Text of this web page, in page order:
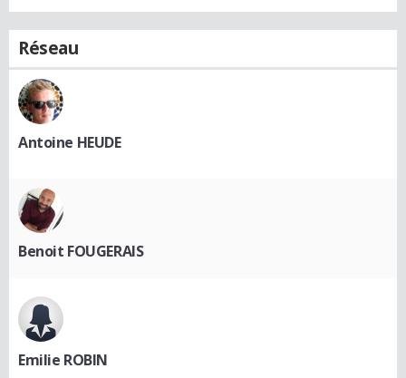
Réseau
Antoine HEUDE
Benoit FOUGERAIS
Emilie ROBIN